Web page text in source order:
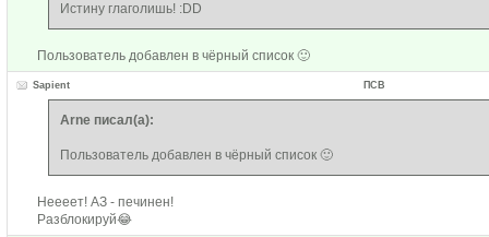
Истину глаголишь! :DD
Пользователь добавлен в чёрный список 🙂
Sapient ПСВ
Arne писал(а):
Пользователь добавлен в чёрный список 🙂
Неееет! АЗ - печинен!
Разблокируй😂